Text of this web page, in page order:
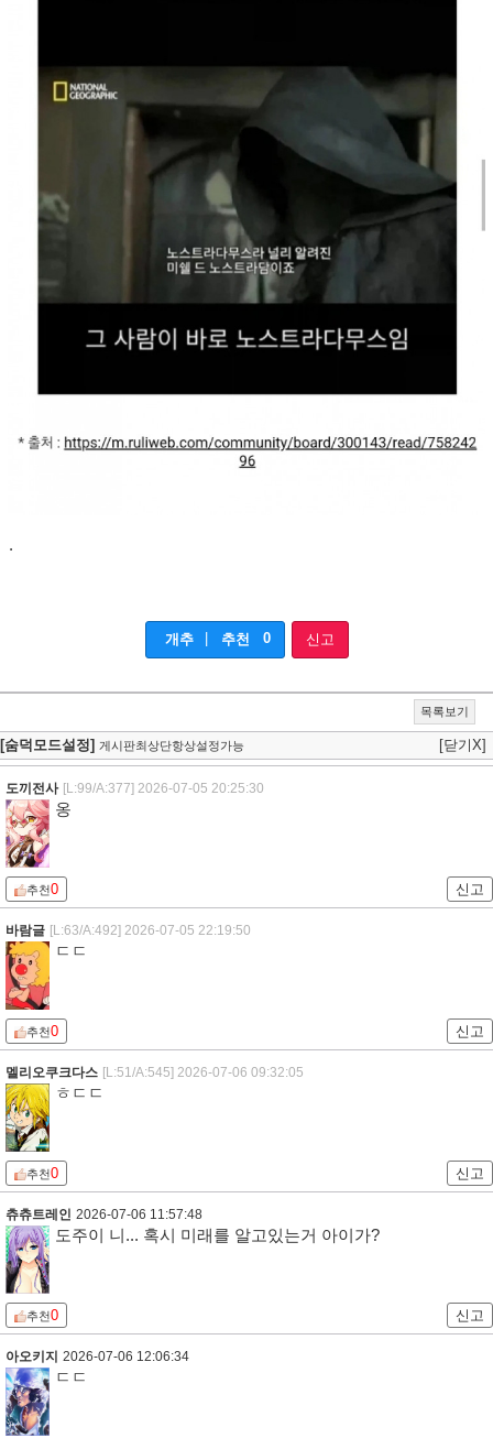
.
개추 추천 0 신고
목록보기
[숨덕모드설정] 게시판최상단항상설정가능 [닫기X]
도끼전사 [L:99/A:377] 2026-07-05 20:25:30
옹
추천0 신고
바람글 [L:63/A:492] 2026-07-05 22:19:50
ㄷㄷ
추천0 신고
멜리오쿠크다스 [L:51/A:545] 2026-07-06 09:32:05
ㅎㄷㄷ
추천0 신고
츄츄트레인 2026-07-06 11:57:48
도주이 니... 혹시 미래를 알고있는거 아이가?
추천0 신고
아오키지 2026-07-06 12:06:34
ㄷㄷ